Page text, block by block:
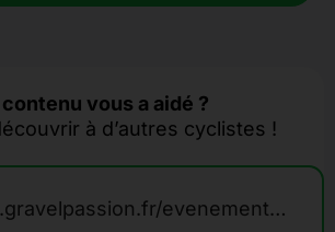
contenu vous a aidé ?
à d’autres cyclistes !
https://www.gravelpassion.fr/evenements-calendrier-gravel/la-gravel-n-truffes/